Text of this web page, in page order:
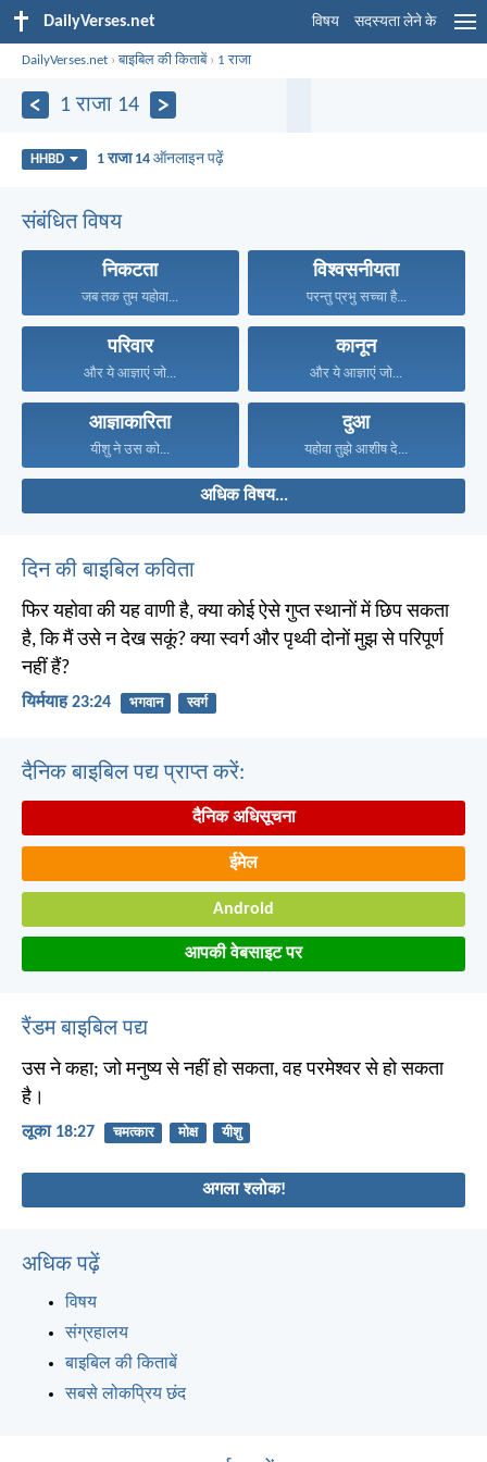
DailyVerses.net विषय सदस्यता लेने के
DailyVerses.net ›बाइबिल की किताबें› 1 राजा
1 राजा 14
HHBD 1 राजा 14 ऑनलाइन पढ़ें
संबंधित विषय
निकटता
जब तक तुम यहोवा...
विश्वसनीयता
परन्तु प्रभु सच्चा है...
परिवार
और ये आज्ञाएं जो...
कानून
और ये आज्ञाएं जो...
आज्ञाकारिता
यीशु ने उस को...
दुआ
यहोवा तुझे आशीष दे...
अधिक विषय...
दिन की बाइबिल कविता
फिर यहोवा की यह वाणी है, क्या कोई ऐसे गुप्त स्थानों में छिप सकता
है, कि मैं उसे न देख सकूं? क्या स्वर्ग और पृथ्वी दोनों मुझ से परिपूर्ण
नहीं हैं?
यिर्मयाह 23:24 भगवान स्वर्ग
दैनिक बाइबिल पद्य प्राप्त करें:
दैनिक अधिसूचना
ईमेल
Android
आपकी वेबसाइट पर
रैंडम बाइबिल पद्य
उस ने कहा; जो मनुष्य से नहीं हो सकता, वह परमेश्वर से हो सकता
है।
लूका 18:27 चमत्कार मोक्ष यीशु
अगला श्लोक!
अधिक पढ़ें
विषय
संग्रहालय
बाइबिल की किताबें
सबसे लोकप्रिय छंद